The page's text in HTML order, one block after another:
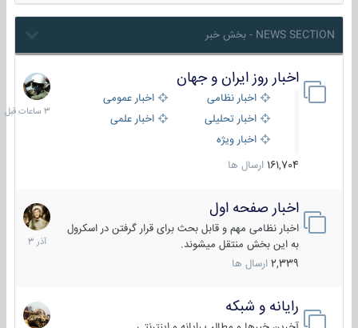
NEWS SECTION - بخش خبر
اخبار روز ایران و جهان
اخبار نظامی
اخبار عمومی
اخبار تحلیلی
اخبار علمی
اخبار ویژه
161,704 ارسال ها
3
ساعات
قبل
اخبار صفحه اول
اخبار نظامی مهم و قابل بحث برای قرار گرفتن در اسکرول
به این بخش منتقل میشوند.
2,339 ارسال ها
7
آذر
1403
رایانه و شبکه
30
بهمن